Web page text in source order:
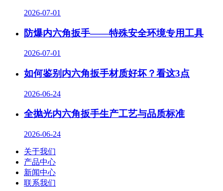
2026-07-01
防爆内六角扳手——特殊安全环境专用工具
2026-07-01
如何鉴别内六角扳手材质好坏？看这3点
2026-06-24
全抛光内六角扳手生产工艺与品质标准
2026-06-24
关于我们
产品中心
新闻中心
联系我们